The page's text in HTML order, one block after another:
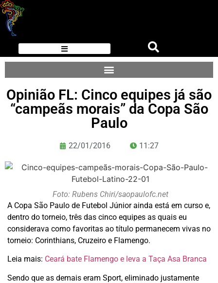
Opinião FL: Cinco equipes já são
“campeãs morais” da Copa São
Paulo
22/01/2016 11:27
Foto: Rubens Chiri/saopaulofc.net
A Copa São Paulo de Futebol Júnior ainda está em curso e,
dentro do torneio, três das cinco equipes as quais eu
considerava como favoritas ao título permanecem vivas no
torneio: Corinthians, Cruzeiro e Flamengo.
Leia mais: Ceará bate Flamengo e leva a Taça Asa Branca
Sendo que as demais eram Sport, eliminado justamente